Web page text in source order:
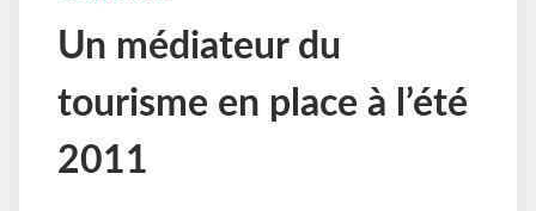
Un médiateur du
tourisme en place à l’été
2011